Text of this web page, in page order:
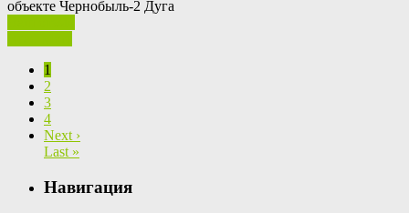
объекте Чернобыль-2 Дуга
1
2
3
4
Next ›
Last »
Навигация